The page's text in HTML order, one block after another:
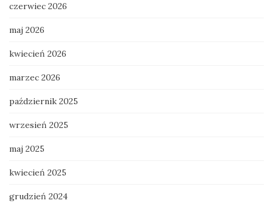
czerwiec 2026
maj 2026
kwiecień 2026
marzec 2026
październik 2025
wrzesień 2025
maj 2025
kwiecień 2025
grudzień 2024